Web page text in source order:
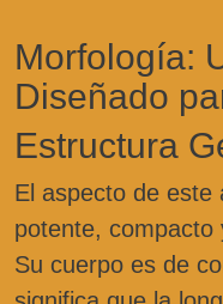
Morfología:
Diseñado
Estructura
El aspecto de este
potente, compacto
Su cuerpo es de